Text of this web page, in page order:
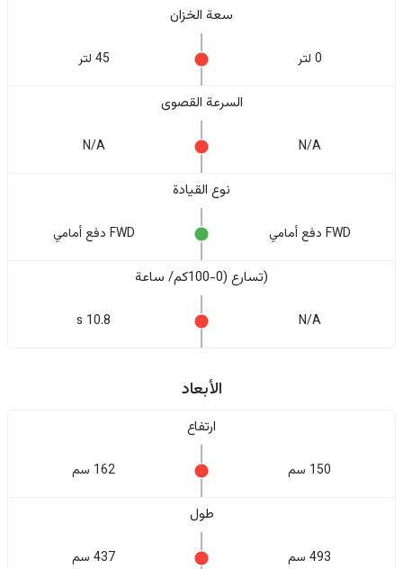
سعة الخزان
0 لتر 45 لتر
السرعة القصوى
N/A
N/A
نوع القيادة
FWD دفع أمامي FWD دفع أمامي
(تسارع (0-100كم/ ساعة
N/A
10.8 s
الأبعاد
ارتفاع
150 سم 162 سم
طول
493 سم 437 سم